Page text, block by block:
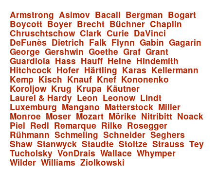
Armstrong Asimov Bacall Bergman Bogart
Boycott Boyer Brecht Büchner Chaplin
Chruschtschow Clark Curie DaVinci
DeFunès Dietrich Falk Flynn Gabin Gagarin
George Gershwin Goethe Graf Grant
Guardiola Hass Hauff Heine Hindemith
Hitchcock Hofer Härtling Karas Kellermann
Kemp Kisch Knauf Knef Kononenko
Koroljow Krug Krupa Käutner
Laurel & Hardy Leon Leonow Lindt
Luxemburg Mangano Matterstock Miller
Monroe Moser Mozart Mörike Nitribitt Noack
Piel Redl Remarque Rilke Rosegger
Rühmann Schmeling Schneider Seghers
Shaw Stanwyck Staudte Stoltze Strauss Tey
Tucholsky VonDrais Wallace Whymper
Wilder Williams Ziolkowski